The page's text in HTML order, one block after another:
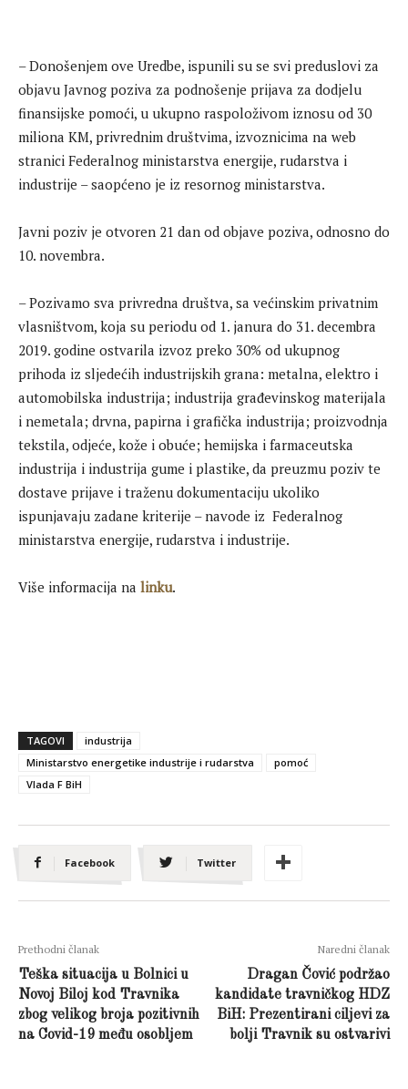
– Donošenjem ove Uredbe, ispunili su se svi preduslovi za
objavu Javnog poziva za podnošenje prijava za dodjelu
finansijske pomoći, u ukupno raspoloživom iznosu od 30
miliona KM, privrednim društvima, izvoznicima na web
stranici Federalnog ministarstva energije, rudarstva i
industrije – saopćeno je iz resornog ministarstva.
Javni poziv je otvoren 21 dan od objave poziva, odnosno do
10. novembra.
– Pozivamo sva privredna društva, sa većinskim privatnim
vlasništvom, koja su periodu od 1. janura do 31. decembra
2019. godine ostvarila izvoz preko 30% od ukupnog
prihoda iz sljedećih industrijskih grana: metalna, elektro i
automobilska industrija; industrija građevinskog materijala
i nemetala; drvna, papirna i grafička industrija; proizvodnja
tekstila, odjeće, kože i obuće; hemijska i farmaceutska
industrija i industrija gume i plastike, da preuzmu poziv te
dostave prijave i traženu dokumentaciju ukoliko
ispunjavaju zadane kriterije – navode iz Federalnog
ministarstva energije, rudarstva i industrije.
Više informacija na linku.
TAGOVI
industrija
Ministarstvo energetike industrije i rudarstva
pomoć
Vlada F BiH
Facebook Twitter
Prethodni članak
Teška situacija u Bolnici u
Novoj Biloj kod Travnika
zbog velikog broja pozitivnih
na Covid-19 među osobljem
Naredni članak
Dragan Čović podržao
kandidate travničkog HDZ
BiH: Prezentirani ciljevi za
bolji Travnik su ostvarivi